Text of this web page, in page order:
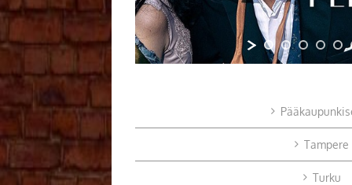
Tampere
Turku